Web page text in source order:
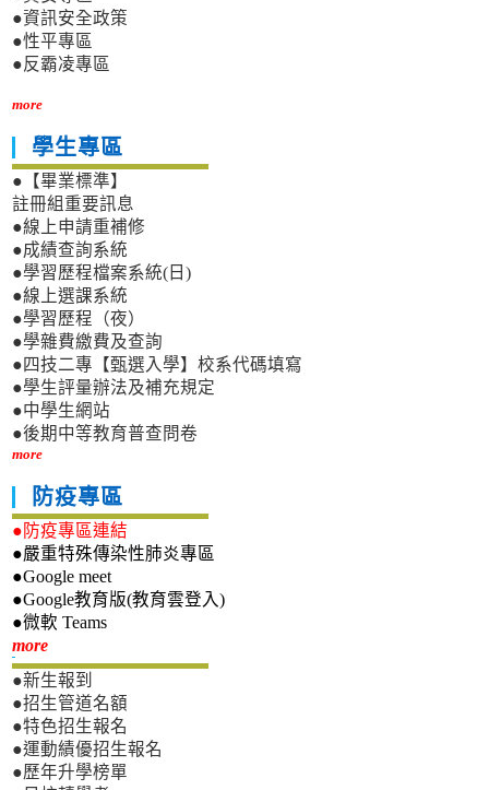
●資訊安全政策
●性平專區
●反霸凌專區
more
學生專區
●【畢業標準】
註冊組重要訊息
●線上申請重補修
●成績查詢系統
●學習歷程檔案系統(日)
●線上選課系統
●學習歷程（夜）
●學雜費繳費及查詢
●四技二專【甄選入學】校系代碼填寫
●學生評量辦法及補充規定
●中學生網站
●後期中等教育普查問卷
more
防疫專區
●防疫專區連結
●嚴重特殊傳染性肺炎專區
●Google meet
●Google教育版(教育雲登入)
●微軟 Teams
more新生專區
●新生報到
●招生管道名額
●特色招生報名
●運動績優招生報名
●歷年升學榜單